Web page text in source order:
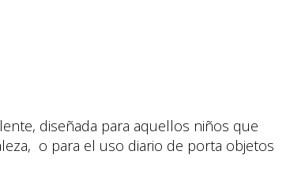
diseñada para aquellos niños que
o para el uso diario de porta objetos